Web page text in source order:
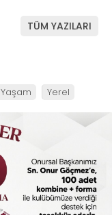
TÜM YAZILARI
Yaşam Yerel